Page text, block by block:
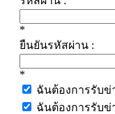
*
ยืนยันรหัสผ่าน :
*
ฉันต้องการรับข่
ฉันต้องการรับข่